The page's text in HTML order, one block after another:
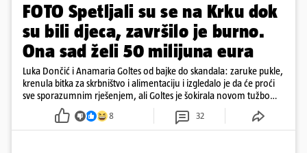
FOTO Spetljali su se na Krku dok
su bili djeca, završilo je burno.
Ona sad želi 50 milijuna eura
Luka Dončić i Anamaria Goltes od bajke do skandala: zaruke pukle,
krenula bitka za skrbništvo i alimentaciju i izgledalo je da će proći
sve sporazumnim rješenjem, ali Goltes je šokirala novom tužbom
u Sloveniji
8 32